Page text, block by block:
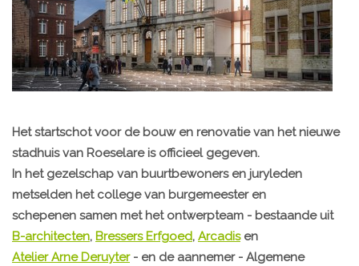
Het startschot voor de bouw en renovatie van het nieuwe
stadhuis van Roeselare is officieel gegeven.
In het gezelschap van buurtbewoners en juryleden
metselden het college van burgemeester en
schepenen samen met het ontwerpteam - bestaande uit
B-architecten, Bressers Erfgoed, Arcadisen
Atelier Arne Deruyter- en de aannemer - Algemene